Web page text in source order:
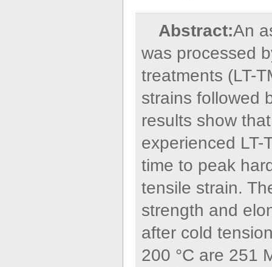
Abstract:An
was processed
treatments (LT-
strains followed
results show
experienced LT-
time to peak
tensile strain.
strength and
after cold
200 °C are 251